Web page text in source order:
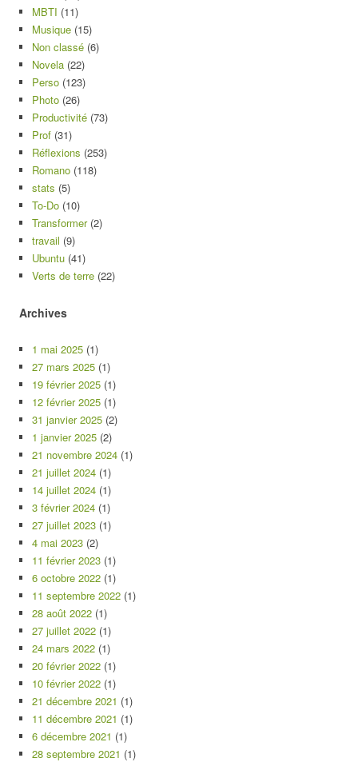
MBTI (11)
Musique (15)
Non classé (6)
Novela (22)
Perso (123)
Photo (26)
Productivité (73)
Prof (31)
Réflexions (253)
Romano (118)
stats (5)
To-Do (10)
Transformer(2)
travail (9)
Ubuntu (41)
Verts de terre (22)
Archives
1 mai 2025 (1)
27 mars 2025 (1)
19 février 2025 (1)
12 février 2025 (1)
31 janvier 2025 (2)
1 janvier 2025 (2)
21 novembre 2024 (1)
21 juillet 2024 (1)
14 juillet 2024 (1)
3 février 2024 (1)
27 juillet 2023 (1)
4 mai 2023 (2)
11 février 2023 (1)
6 octobre 2022 (1)
11 septembre 2022 (1)
28 août 2022 (1)
27 juillet 2022 (1)
24 mars 2022 (1)
20 février 2022 (1)
10 février 2022 (1)
21 décembre 2021 (1)
11 décembre 2021 (1)
6 décembre 2021 (1)
28 septembre 2021 (1)